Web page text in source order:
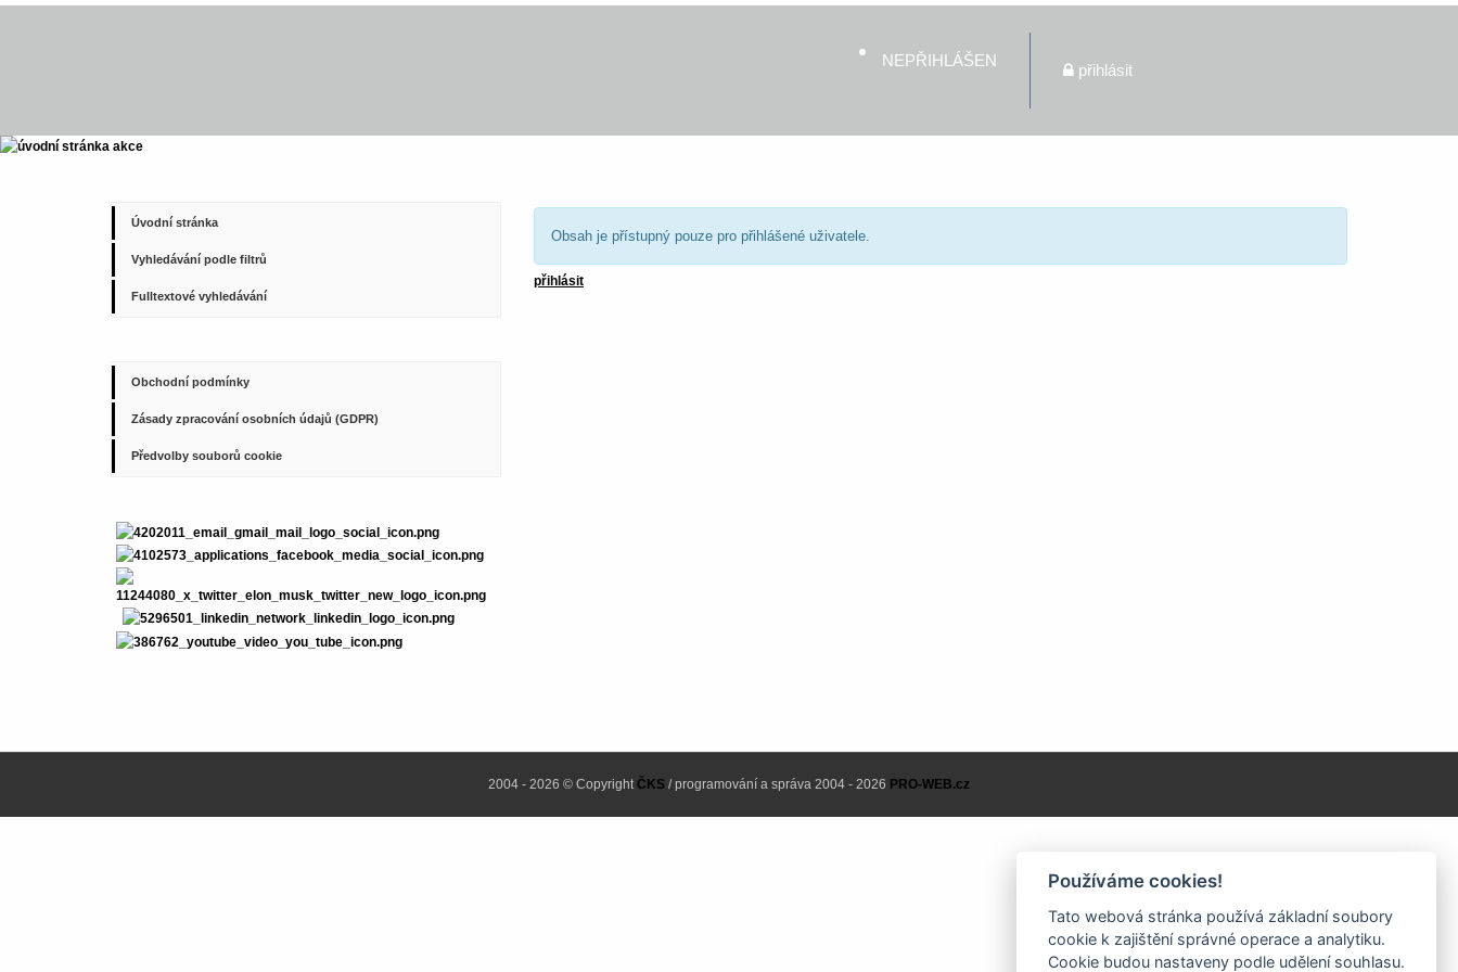
NEPŘIHLÁŠEN
přihlásit
Úvodní stránka
Vyhledávání podle filtrů
Fulltextové vyhledávání
Obchodní podmínky
Zásady zpracování osobních údajů (GDPR)
Předvolby souborů cookie
Obsah je přístupný pouze pro přihlášené uživatele.
přihlásit
2004 - 2026 © Copyright ČKS / programování a správa 2004 - 2026 PRO-WEB.cz
Používáme cookies!
Tato webová stránka používá základní soubory
cookie k zajištění správné operace a analytiku.
Cookie budou nastaveny podle udělení souhlasu.